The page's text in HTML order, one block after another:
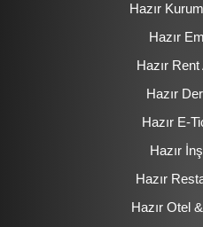
Hazır
Hazır
Hazır
Hazır
Hazır E-
Hazır
Hazır
Hazır Otel